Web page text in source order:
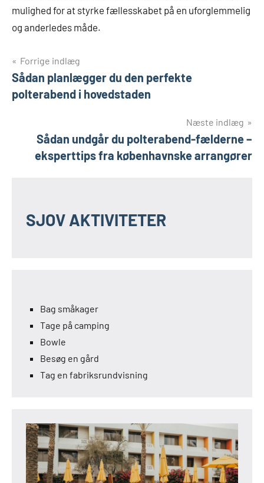
mulighed for at styrke fællesskabet på en uforglemmelig
og anderledes måde.
Indlægsnavigation
Forrige indlæg
Sådan planlægger du den perfekte
polterabend i hovedstaden
Næste indlæg
Sådan undgår du polterabend-fælderne –
eksperttips fra københavnske arrangører
SJOV AKTIVITETER
Bag småkager
Tage på camping
Bowle
Besøg en gård
Tag en fabriksrundvisning